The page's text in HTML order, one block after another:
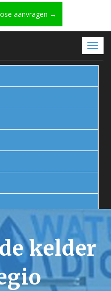
aanvragen →
kelder